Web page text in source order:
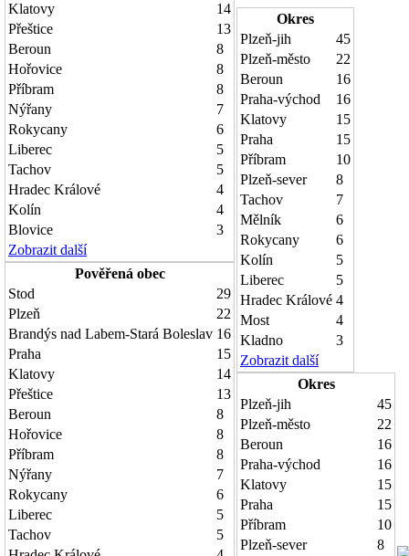
Klatovy
14
Přeštice
13
Beroun
8
Hořovice
8
Příbram
8
Nýřany
7
Rokycany
6
Liberec
5
Tachov
5
Hradec Králové
4
Kolín
4
Blovice
3
Zobrazit další
Pověřená obec
Stod
29
Plzeň
22
Brandýs nad Labem-Stará Boleslav 16
Praha
15
Klatovy
14
Přeštice
13
Beroun
8
Hořovice
8
Příbram
8
Nýřany
7
Rokycany
6
Liberec
5
Tachov
5
Okres
Plzeň-jih
45
Plzeň-město
22
Beroun
16
Praha-východ
16
Klatovy
15
Praha
15
Příbram
10
Plzeň-sever
8
Tachov
7
Mělník
6
Rokycany
6
Kolín
5
Liberec
5
Hradec Králové 4
Most
4
Kladno
3
Zobrazit další
Okres
Plzeň-jih
45
Plzeň-město
22
Beroun
16
Praha-východ
16
Klatovy
15
Praha
15
Příbram
10
Plzeň-sever
8